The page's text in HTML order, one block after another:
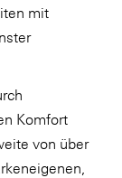
mit
Komfort
von über